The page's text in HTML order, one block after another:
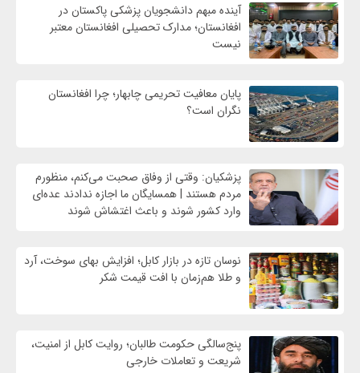
آینده مبهم دانشجویان پزشکی پاکستان در
افغانستان؛ مدارک تحصیلی افغانستان معتبر
نیست
پایان معافیت تحریمی‌ چابهار؛ چرا افغانستان
نگران است؟
پزشکیان: وقتی از وفاق صحبت می‌کنم، منظورم
مردم هستند | همسایگان ما اجازه ندادند عده‌ای
وارد کشور شوند و باعث اغتشاش شوند
نوسان تازه در بازار کابل؛ افزایش بهای سوخت، آرد
و طلا هم‌زمان با افت قیمت شکر
پنج‌سالگی حکومت طالبان؛ روایت کابل از امنیت،
شریعت و تعاملات خارجی